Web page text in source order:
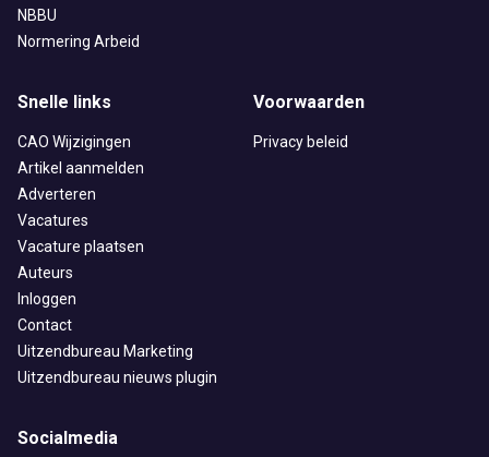
NBBU
Normering Arbeid
Snelle links
CAO Wijzigingen
Artikel aanmelden
Adverteren
Vacatures
Vacature plaatsen
Auteurs
Inloggen
Contact
Uitzendbureau Marketing
Uitzendbureau nieuws plugin
Voorwaarden
Privacy beleid
Socialmedia